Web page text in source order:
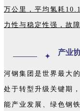
万公里，平均氢耗
力性与稳定性强，故
✦ 产业
河钢集团是世界最大
处于转型升级关键期
能产业发展、绿色钢